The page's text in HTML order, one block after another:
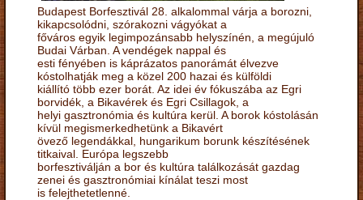
Budapest Borfesztivál 28. alkalommal várja a borozni,
kikapcsolódni, szórakozni vágyókat a
főváros egyik legimpozánsabb helyszínén, a megújuló
Budai Várban. A vendégek nappal és
esti fényében is káprázatos panorámát élvezve
kóstolhatják meg a közel 200 hazai és külföldi
kiállító több ezer borát. Az idei év fókuszába az Egri
borvidék, a Bikavérek és Egri Csillagok, a
helyi gasztronómia és kultúra kerül. A borok kóstolásán
kívül megismerkedhetünk a Bikavért
övező legendákkal, hungarikum borunk készítésének
titkaival. Európa legszebb
borfesztiválján a bor és kultúra találkozását gazdag
zenei és gasztronómiai kínálat teszi most
is felejthetetlenné.